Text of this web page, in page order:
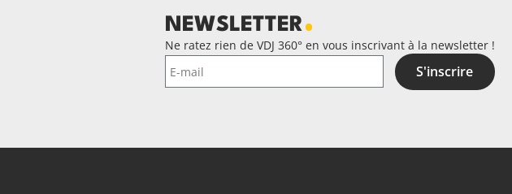
NEWSLETTER
Ne ratez rien de VDJ 360° en vous inscrivant à la newsletter !
S'inscrire